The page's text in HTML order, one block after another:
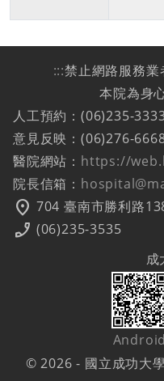
:::禁止網路服務
本院為身
人工預約：(06)235-
意見反映：(06)276-
醫院網站： https://
院長信箱：
location_on 704 臺南市勝利路
phone_enabled (06)235-3535
成
Android
© 2026 - 國立成功大